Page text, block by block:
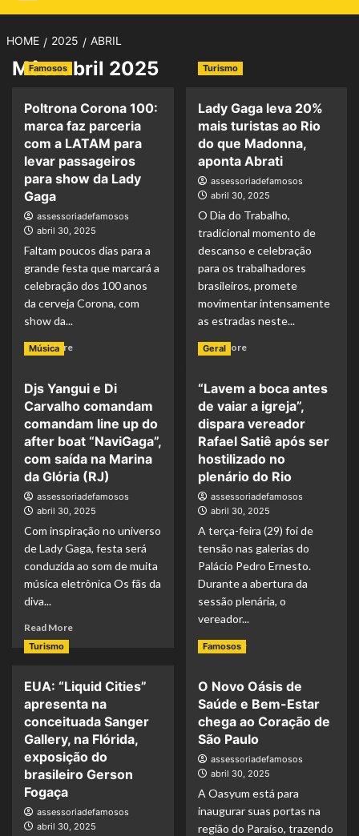
HOME 2025 ABRIL
Mês:abril 2025
Famosos
Poltrona Corona 100:
marca faz parceria
com a LATAM para
levar passageiros
para show da Lady
Gaga
assessoriadefamosos
abril 30, 2025
Faltam poucos dias para a
grande festa que marcará a
celebração dos 100 anos
da cerveja Corona, com
show da...
Read MoreRead
Poltrona
Corona
100:
marca
faz
parceria
com
a
LATAM
para
levar
passageiros
para
show
Turismo
Lady Gaga leva 20%
mais turistas ao Rio
do que Madonna,
aponta Abrati
assessoriadefamosos
abril 30, 2025
O Dia do Trabalho,
tradicional momento de
descanso e celebração
para os trabalhadores
brasileiros, promete
movimentar intensamente
as estradas neste...
Read MoreRead
Lady Gaga leva
20%
mais
turistas
ao
Rio
do
que
Madonna,
aponta
Abrati
Música
Djs Yangui e Di
Carvalho comandam
comandam line up do
after boat “NaviGaga”,
com saída na Marina
da Glória (RJ)
assessoriadefamosos
abril 30, 2025
Com inspiração no universo
de Lady Gaga, festa será
conduzida ao som de muita
música eletrônica Os fãs da
diva...
Read MoreRead
Yangui
e
Di
Carvalho
comandam
comandam
line
do
after
Geral
“Lavem a boca antes
de vaiar a igreja”,
dispara vereador
Rafael Satiê após ser
hostilizado no
plenário do Rio
assessoriadefamosos
abril 30, 2025
A terça-feira (29) foi de
tensão nas galerias do
Palácio Pedro Ernesto.
Durante a abertura da
sessão plenária, o
vereador...
Read MoreRead
“Lavem
a
boca
antes
vaiar
a
igreja”,
dispara
vereador
Turismo
EUA: “Liquid Cities”
apresenta na
conceituada Sanger
Gallery, na Flórida,
exposição do
brasileiro Gerson
Fogaça
assessoriadefamosos
abril 30, 2025
Famosos
O Novo Oásis de
Saúde e Bem-Estar
chega ao Coração de
São Paulo
assessoriadefamosos
abril 30, 2025
A Oasyum está para
inaugurar suas portas na
região do Paraíso, trazendo